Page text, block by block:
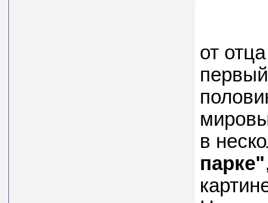
от
в
парке"